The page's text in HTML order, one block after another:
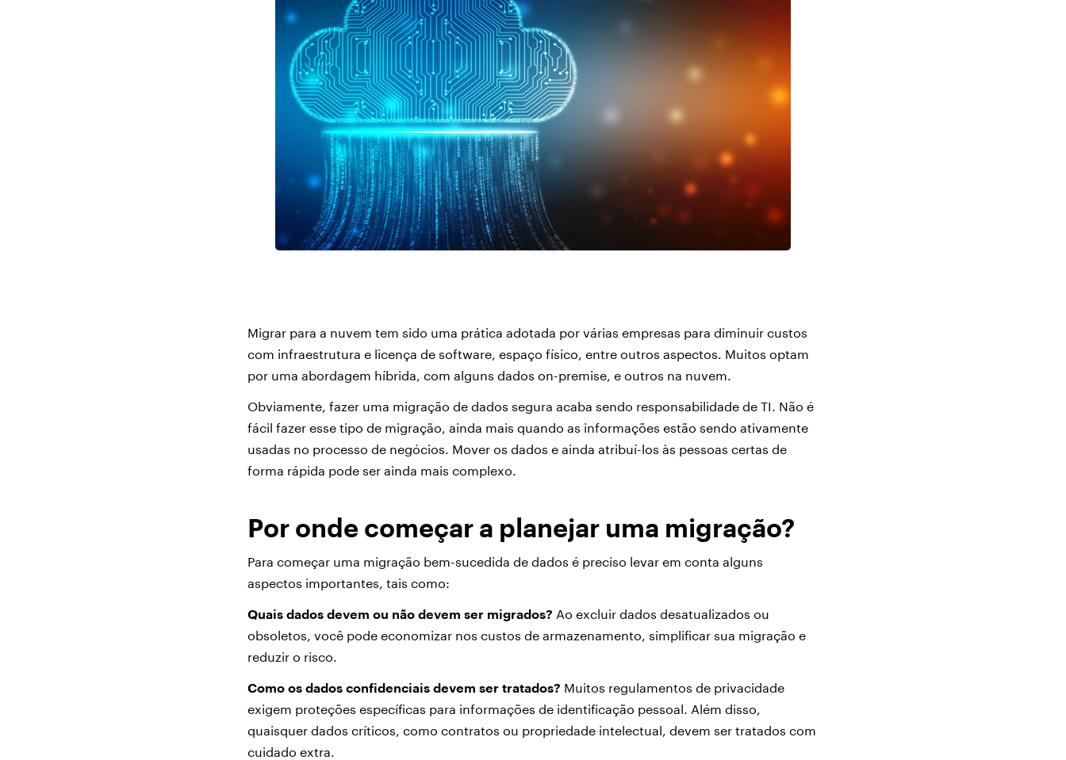
Migrar para a nuvem tem sido uma prática adotada por várias empresas para diminuir custos
com infraestrutura e licença de software, espaço físico, entre outros aspectos. Muitos optam
por uma abordagem híbrida, com alguns dados on-premise, e outros na nuvem.
Obviamente, fazer uma migração de dados segura acaba sendo responsabilidade de TI. Não é
fácil fazer esse tipo de migração, ainda mais quando as informações estão sendo ativamente
usadas no processo de negócios. Mover os dados e ainda atribuí-los às pessoas certas de
forma rápida pode ser ainda mais complexo.
Por onde começar a planejar uma migração?
Para começar uma migração bem-sucedida de dados é preciso levar em conta alguns
aspectos importantes, tais como:
Quais dados devem ou não devem ser migrados? Ao excluir dados desatualizados ou
obsoletos, você pode economizar nos custos de armazenamento, simplificar sua migração e
reduzir o risco.
Como os dados confidenciais devem ser tratados? Muitos regulamentos de privacidade
exigem proteções específicas para informações de identificação pessoal. Além disso,
quaisquer dados críticos, como contratos ou propriedade intelectual, devem ser tratados com
cuidado extra.